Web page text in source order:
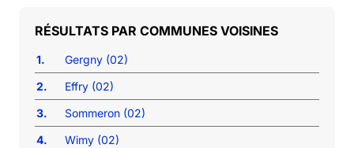
COMMUNES VOISINES
1.
Gergny (02)
2.
Effry (02)
3.
Sommeron (02)
4.
Wimy (02)